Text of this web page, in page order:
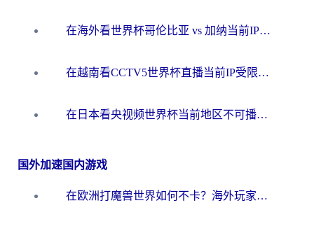
在海外看世界杯哥伦比亚 vs 加纳当前IP受限制？这篇指南帮你流畅看中文解说赛事
在越南看CCTV5世界杯直播当前IP受限制？海外党体育观赛终极指南来了
在日本看央视频世界杯当前地区不可播放？海外党体育观赛终极指南
国外加速国内游戏
在欧洲打魔兽世界如何不卡？海外玩家的国服游戏加速终极攻略